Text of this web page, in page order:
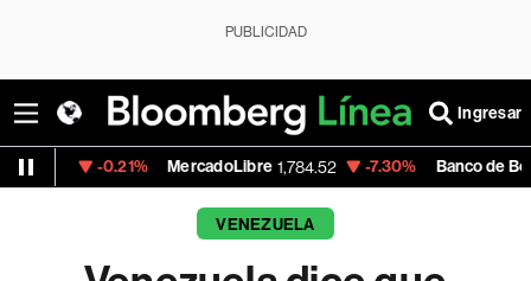
PUBLICIDAD
Ingresar
MercadoLibre 1,784.52 -7.30% Banco de Bogota
VENEZUELA